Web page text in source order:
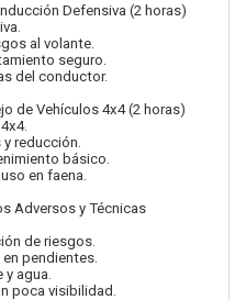
Defensiva (2 horas)
al volante.
seguro.
del conductor.
de Vehículos 4x4 (2 horas)
reducción.
básico.
en faena.
Adversos y Técnicas
de riesgos.
pendientes.
agua.
poca visibilidad.